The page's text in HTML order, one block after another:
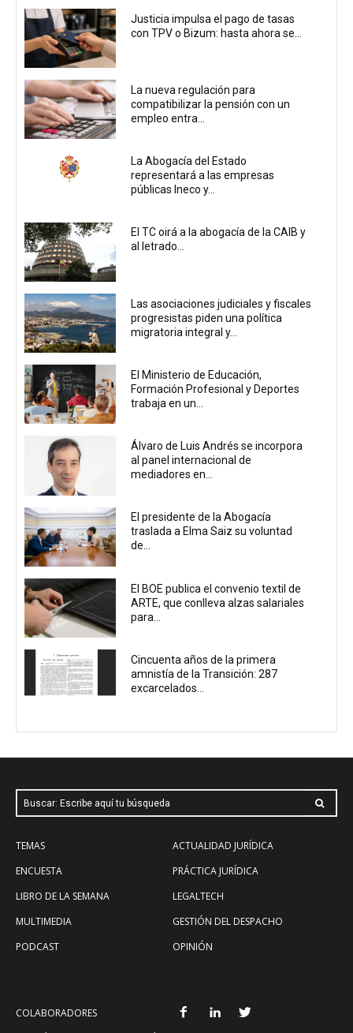
Justicia impulsa el pago de tasas
con TPV o Bizum: hasta ahora se...
La nueva regulación para
compatibilizar la pensión con un
empleo entra...
La Abogacía del Estado
representará a las empresas
públicas Ineco y...
El TC oirá a la abogacía de la CAIB y
al letrado...
Las asociaciones judiciales y fiscales
progresistas piden una política
migratoria integral y...
El Ministerio de Educación,
Formación Profesional y Deportes
trabaja en un...
Álvaro de Luis Andrés se incorpora
al panel internacional de
mediadores en...
El presidente de la Abogacía
traslada a Elma Saiz su voluntad
de...
El BOE publica el convenio textil de
ARTE, que conlleva alzas salariales
para...
Cincuenta años de la primera
amnistía de la Transición: 287
excarcelados...
Buscar: Escribe aquí tu búsqueda
TEMAS
ENCUESTA
LIBRO DE LA SEMANA
MULTIMEDIA
PODCAST
ACTUALIDAD JURÍDICA
PRÁCTICA JURÍDICA
LEGALTECH
GESTIÓN DEL DESPACHO
OPINIÓN
COLABORADORES